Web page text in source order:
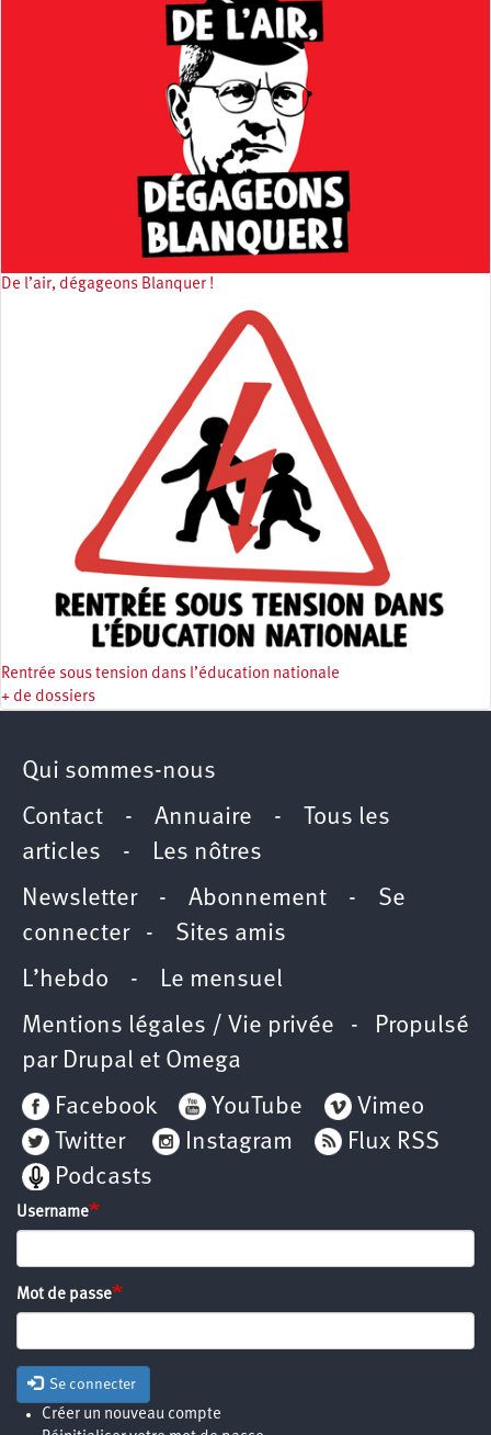
De l’air, dégageons Blanquer !
Rentrée sous tension dans l’éducation nationale
+ de dossiers
Qui sommes-nous
Contact - Annuaire -
Tous les
articles - Les nôtres
Newsletter- Abonnement - Se
connecter- Sites amis
L’hebdo - Le mensuel
Mentions légales / Vie privée - Propulsé
par Drupal et Omega
Facebook
YouTube
Vimeo
Twitter
Instagram
Flux RSS
Podcasts
Username
Mot de passe
Se connecter
Créer un nouveau compte